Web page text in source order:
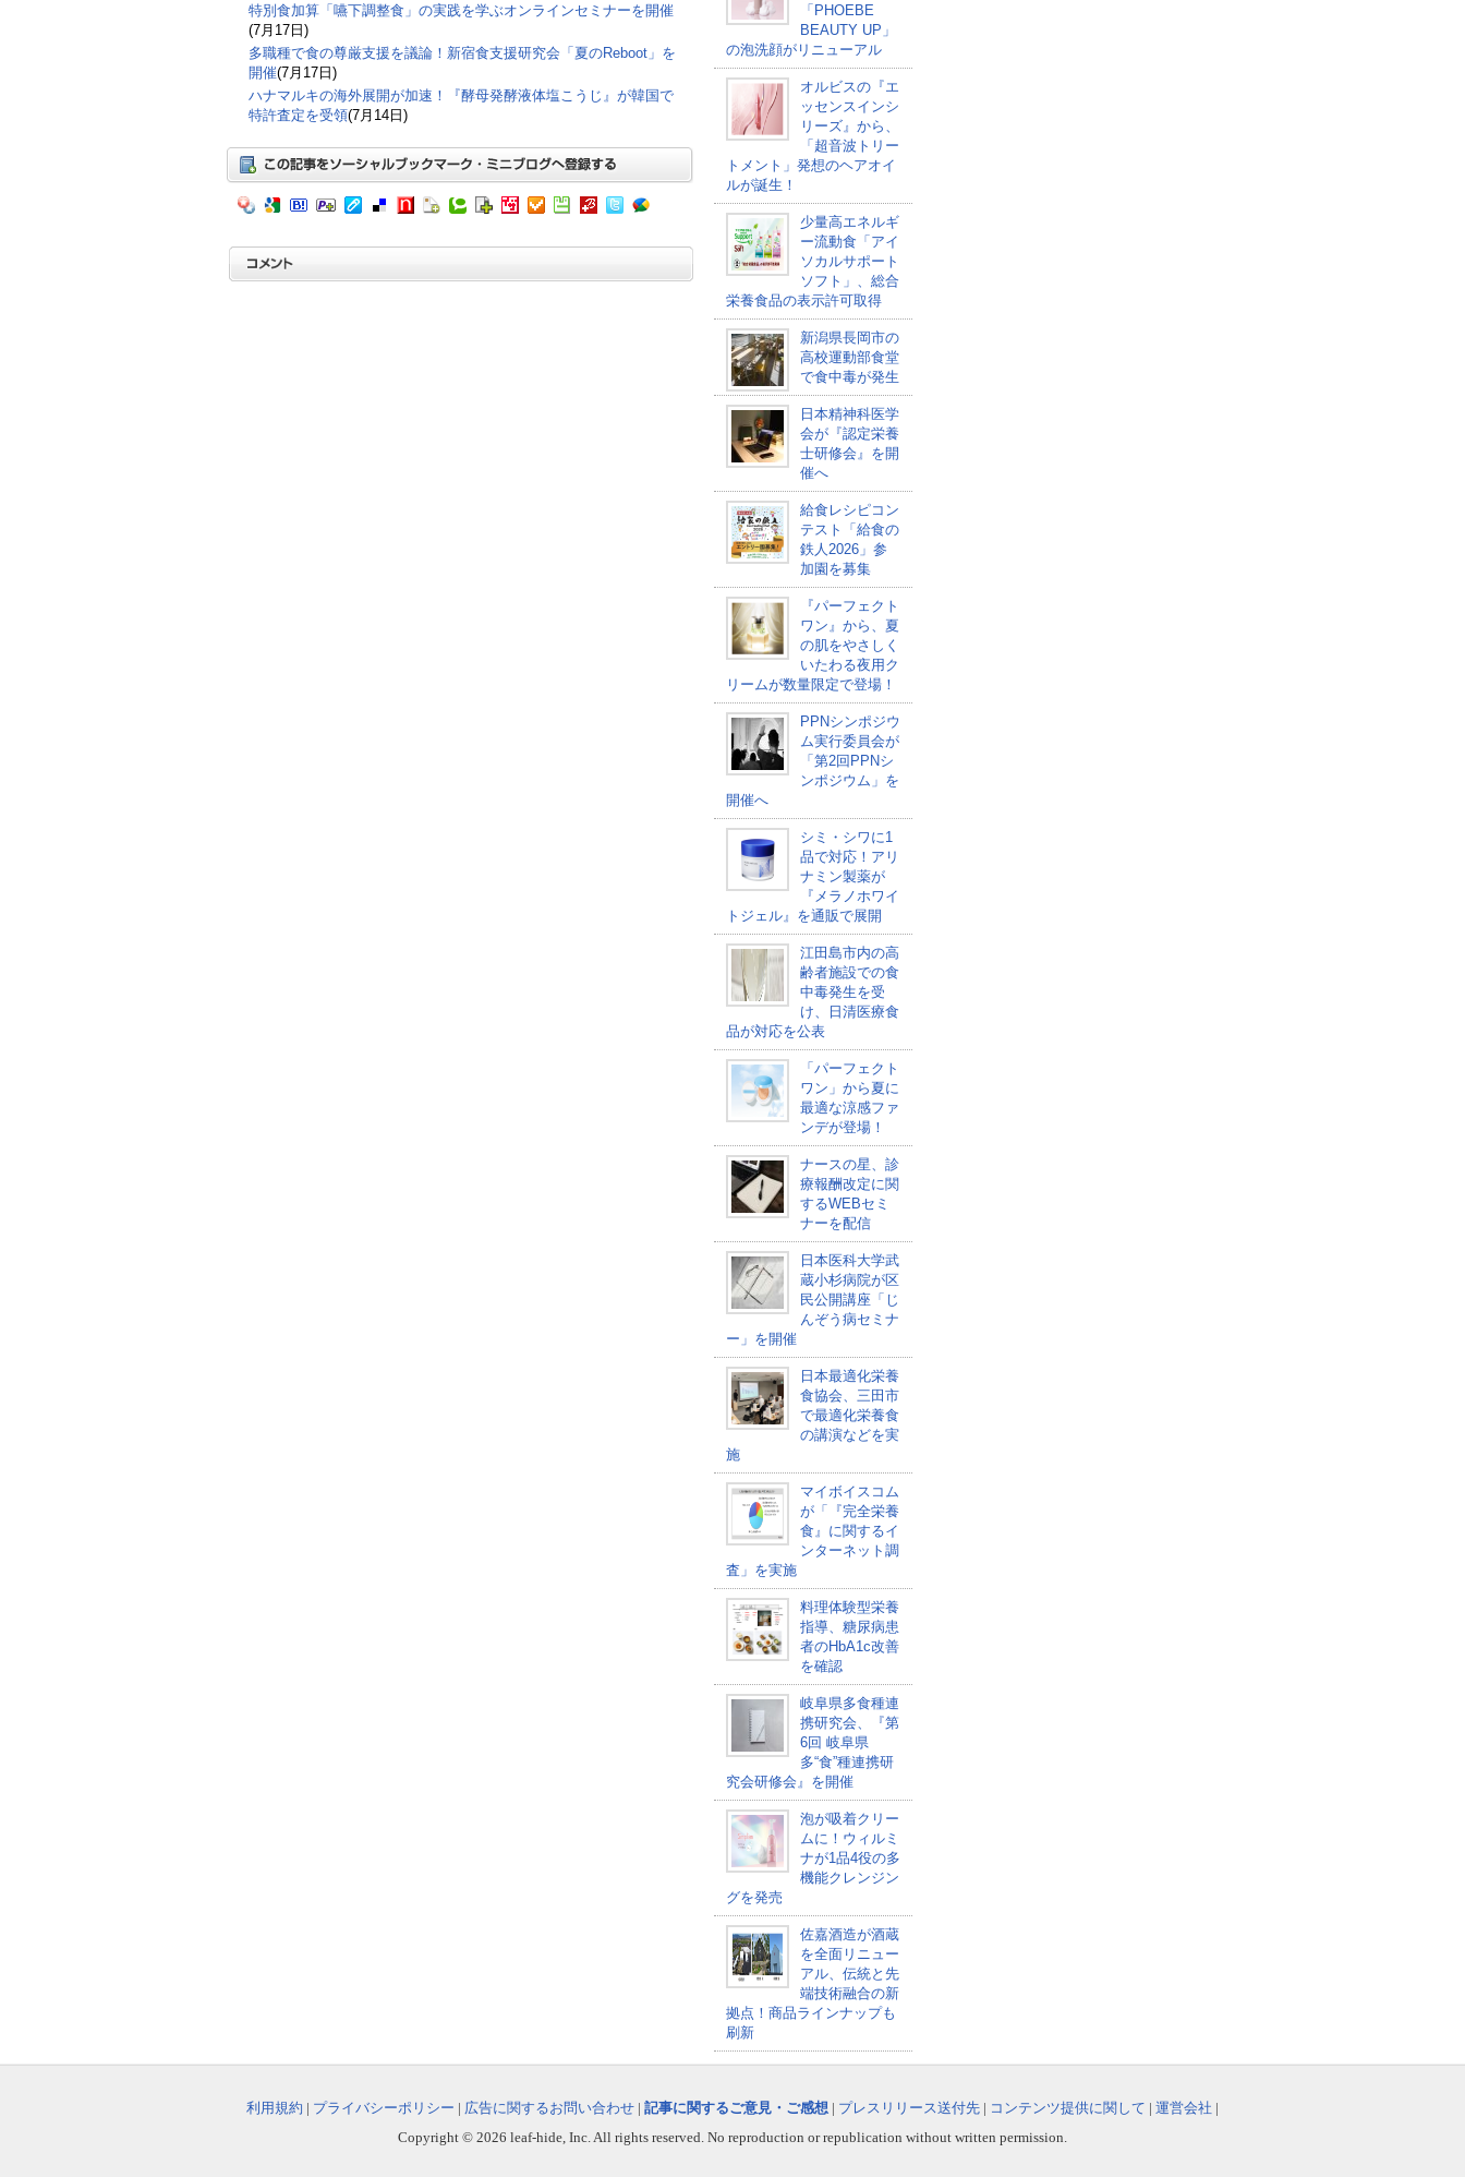
特別食加算「嚥下調整食」の実践を学ぶオンラインセミナーを開催
(7月17日)
多職種で食の尊厳支援を議論！新宿食支援研究会「夏のReboot」を
開催(7月17日)
ハナマルキの海外展開が加速！『酵母発酵液体塩こうじ』が韓国で
特許査定を受領(7月14日)
「PHOEBE
BEAUTY UP」
の泡洗顔がリニューアル
オルビスの『エ
ッセンスインシ
リーズ』から、
「超音波トリー
トメント」発想のヘアオイ
ルが誕生！
少量高エネルギ
ー流動食「アイ
ソカルサポート
ソフト」、総合
栄養食品の表示許可取得
新潟県長岡市の
高校運動部食堂
で食中毒が発生
日本精神科医学
会が『認定栄養
士研修会』を開
催へ
給食レシピコン
テスト「給食の
鉄人2026」参
加園を募集
『パーフェクト
ワン』から、夏
の肌をやさしく
いたわる夜用ク
リームが数量限定で登場！
PPNシンポジウ
ム実行委員会が
「第2回PPNシ
ンポジウム」を
開催へ
シミ・シワに1
品で対応！アリ
ナミン製薬が
『メラノホワイ
トジェル』を通販で展開
江田島市内の高
齢者施設での食
中毒発生を受
け、日清医療食
品が対応を公表
「パーフェクト
ワン」から夏に
最適な涼感ファ
ンデが登場！
ナースの星、診
療報酬改定に関
するWEBセミ
ナーを配信
日本医科大学武
蔵小杉病院が区
民公開講座「じ
んぞう病セミナ
ー」を開催
日本最適化栄養
食協会、三田市
で最適化栄養食
の講演などを実
施
マイボイスコム
が「『完全栄養
食』に関するイ
ンターネット調
査」を実施
料理体験型栄養
指導、糖尿病患
者のHbA1c改善
を確認
岐阜県多食種連
携研究会、『第
6回 岐阜県
多“食”種連携研
究会研修会』を開催
泡が吸着クリー
ムに！ウィルミ
ナが1品4役の多
機能クレンジン
グを発売
佐嘉酒造が酒蔵
を全面リニュー
アル、伝統と先
端技術融合の新
拠点！商品ラインナップも
刷新
利用規約 | プライバシーポリシー | 広告に関するお問い合わせ | 記事に関するご意見・ご感想 | プレスリリース送付先 | コンテンツ提供に関して | 運営会社 |
Copyright © 2026 leaf-hide, Inc. All rights reserved. No reproduction or republication without written permission.